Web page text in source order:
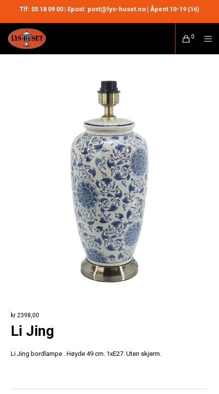
Tlf: 55 18 09 00 | Epost: post@lys-huset.no | Åpent 10-19 (16)
0
kr 2398,00
Li Jing
Li Jing bordlampe . Høyde 49 cm. 1xE27. Uten skjerm.